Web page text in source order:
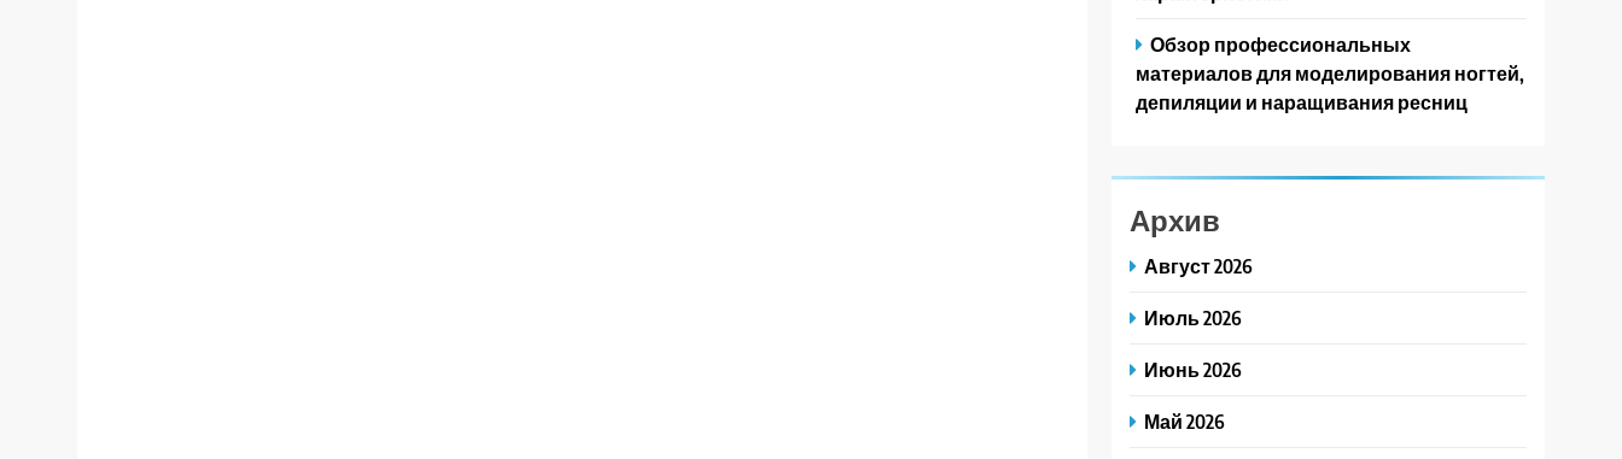
Обзор профессиональных
материалов для моделирования ногтей,
депиляции и наращивания ресниц
Архив
Август 2026
Июль 2026
Июнь 2026
Май 2026